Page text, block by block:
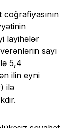
layihələr
sayı
5,4
ilin eyni
ilə